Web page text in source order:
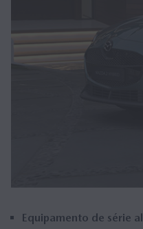
Equipamento de série